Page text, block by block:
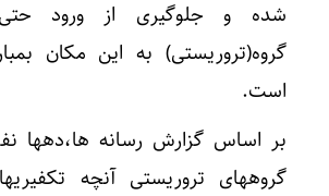
شده و جلوگیری از ورود
گروه(تروریستی) به این مکان
است.
بر اساس گزارش رسانه ها،دهها
گروههای تروریستی آنچه